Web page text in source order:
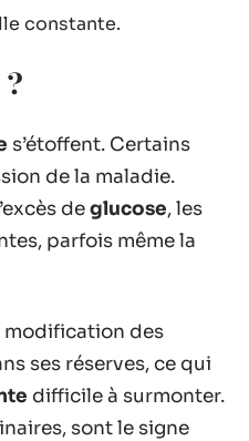
constante.
s’étoffent. Certains
de la maladie.
deglucose, les
parfois même la
modification des
ses réserves, ce qui
difficile à surmonter.
sont le signe